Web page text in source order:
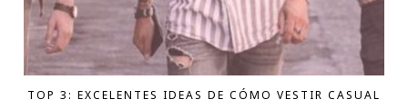
TOP 3: EXCELENTES IDEAS DE CÓMO VESTIR CASUAL